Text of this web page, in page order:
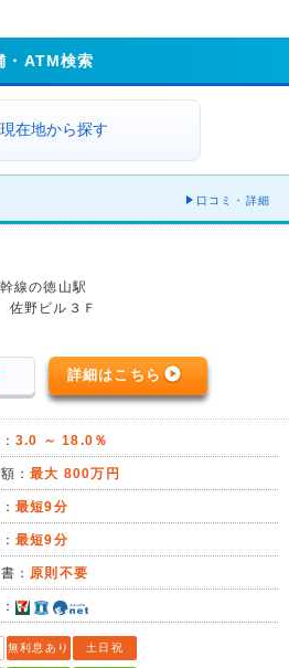
・ATM検索
現在地から探す
口コミ・詳細
線の徳山駅
野ビル３Ｆ
詳細はこちら
3.0 ～ 18.0％
：最大 800万円
最短9分
最短9分
： 原則不要
無利息あり 土日祝